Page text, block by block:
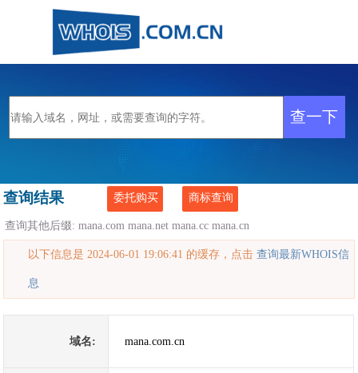
查询结果 委托购买 商标查询
查询其他后缀:mana.com mana.net mana.cc mana.cn
以下信息是 2024-06-01 19:06:41 的缓存，点击查询最新WHOIS信
息
域名: mana.com.cn